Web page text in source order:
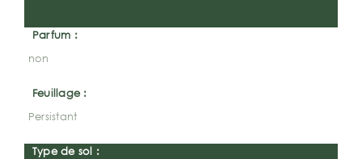
Parfum :
non
Feuillage :
Persistant
Type de sol :